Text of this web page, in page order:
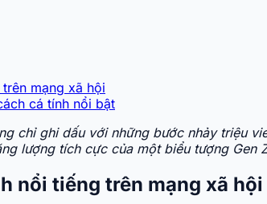
mạng xã hội
cá tính nổi bật
chỉ ghi dấu với những bước nhảy triệu
lượng tích cực của một biểu tượng Gen
nổi tiếng trên mạng xã hội